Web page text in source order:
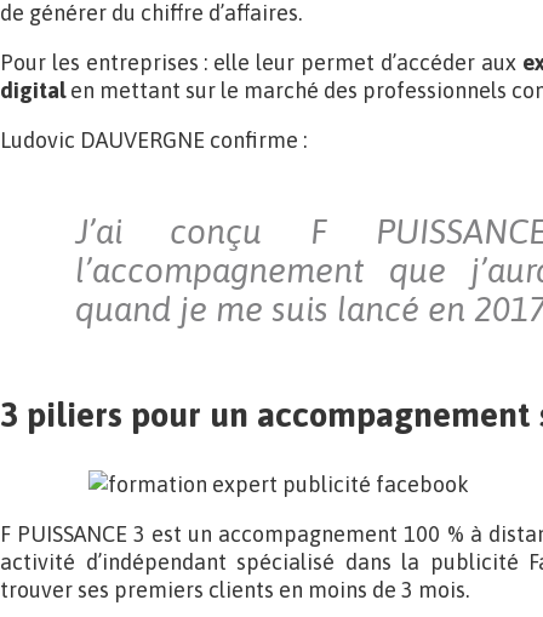
de générer du chiffre d’affaires.
Pour les entreprises : elle leur permet d’accéder aux
digitalen mettant sur le marché des professionnels
Ludovic DAUVERGNE confirme :
J’ai conçu F
l’accompagnement que
quand je me suis lancé en
3 piliers pour un accompagnement
F PUISSANCE 3 est un accompagnement 100 % à
activité d’indépendant spécialisé dans la publicité
trouver ses premiers clients en moins de 3 mois.